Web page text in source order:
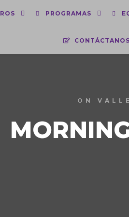
PROGRAMAS
CONTÁCTANOS
ON